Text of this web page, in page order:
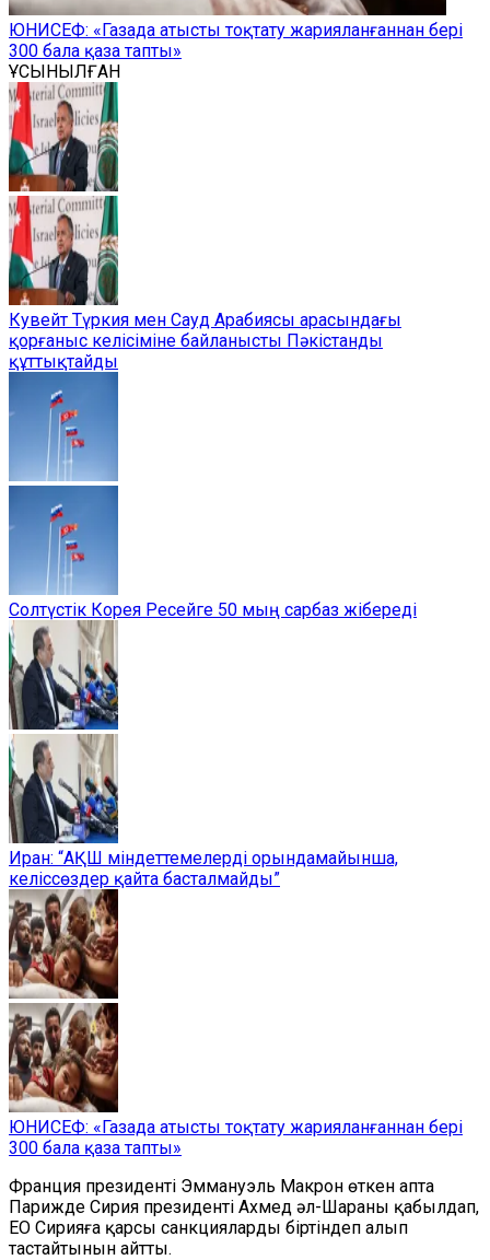
ЮНИСЕФ: «Газада атысты тоқтату жарияланғаннан бері
300 бала қаза тапты»
ҰСЫНЫЛҒАН
Кувейт Түркия мен Сауд Арабиясы арасындағы
қорғаныс келісіміне байланысты Пәкістанды
құттықтайды
Солтүстік Корея Ресейге 50 мың сарбаз жібереді
Иран: “АҚШ міндеттемелерді орындамайынша,
келіссөздер қайта басталмайды”
ЮНИСЕФ: «Газада атысты тоқтату жарияланғаннан бері
300 бала қаза тапты»
Франция президенті Эммануэль Макрон өткен апта
Парижде Сирия президенті Ахмед әл-Шараны қабылдап,
ЕО Сирияға қарсы санкцияларды біртіндеп алып
тастайтынын айтты.